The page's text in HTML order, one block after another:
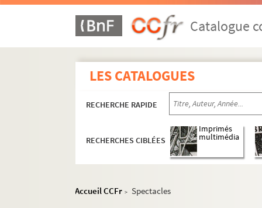
Catalogue
LES CATALOGUES
RECHERCHE RAPIDE
RECHERCHES CIBLÉES
Imprimés
multimédia
Accueil CCFr > Spectacles